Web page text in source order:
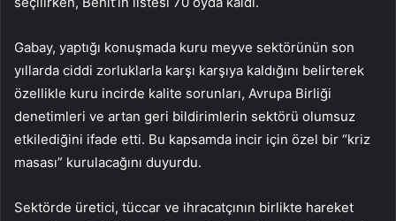
Gabay, yaptığı konuşmada kuru meyve sektörünün son
yıllarda ciddi zorluklarla karşı karşıya kaldığını belirterek
özellikle kuru incirde kalite sorunları, Avrupa Birliği
denetimleri ve artan geri bildirimlerin sektörü olumsuz
etkilediğini ifade etti. Bu kapsamda incir için özel bir “kriz
masası” kurulacağını duyurdu.
Sektörde üretici, tüccar ve ihracatçının birlikte hareket